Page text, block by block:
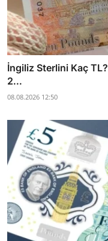
İngiliz Sterlini Kaç
2...
08.08.2026 12:50